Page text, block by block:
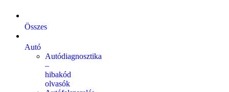
Összes
Autó
Autódiagnosztika
–
hibakód
olvasók